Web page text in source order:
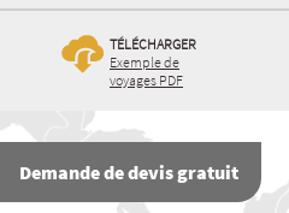
TÉLÉCHARGER
Exemple de
voyages PDF
Demande de devis gratuit